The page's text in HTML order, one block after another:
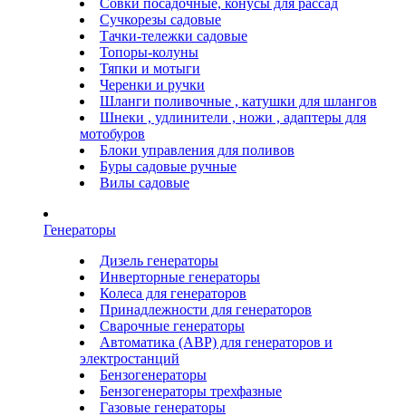
Совки посадочные, конусы для рассад
Сучкорезы садовые
Тачки-тележки садовые
Топоры-колуны
Тяпки и мотыги
Черенки и ручки
Шланги поливочные , катушки для шлангов
Шнеки , удлинители , ножи , адаптеры для
мотобуров
Блоки управления для поливов
Буры садовые ручные
Вилы садовые
Генераторы
Дизель генераторы
Инверторные генераторы
Колеса для генераторов
Принадлежности для генераторов
Сварочные генераторы
Автоматика (АВР) для генераторов и
электростанций
Бензогенераторы
Бензогенераторы трехфазные
Газовые генераторы